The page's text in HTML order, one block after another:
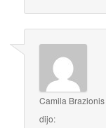
Camila Brazionis
dijo: